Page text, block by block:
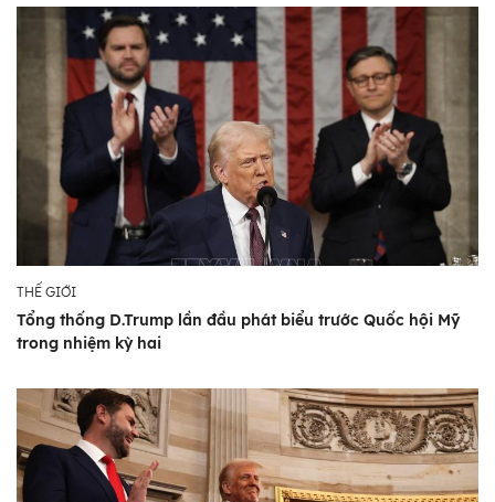
THẾ GIỚI
Tổng thống D.Trump lần đầu phát biểu trước Quốc hội Mỹ
trong nhiệm kỳ hai